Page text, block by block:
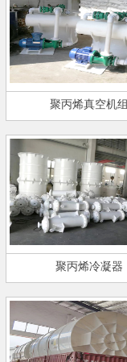
聚丙烯真空机组
聚丙烯冷凝器